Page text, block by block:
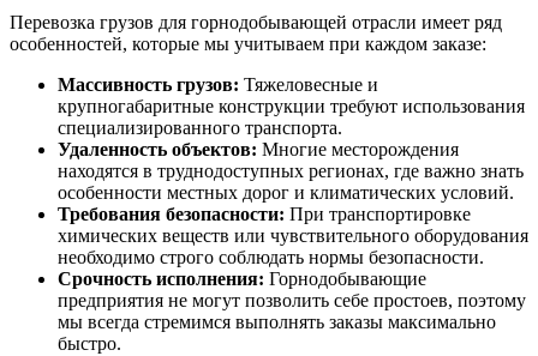
Перевозка грузов для горнодобывающей отрасли имеет ряд
особенностей, которые мы учитываем при каждом заказе:
Массивность грузов: Тяжеловесные и
крупногабаритные конструкции требуют использования
специализированного транспорта.
Удаленность объектов: Многие месторождения
находятся в труднодоступных регионах, где важно знать
особенности местных дорог и климатических условий.
Требования безопасности: При транспортировке
химических веществ или чувствительного оборудования
необходимо строго соблюдать нормы безопасности.
Срочность исполнения: Горнодобывающие
предприятия не могут позволить себе простоев, поэтому
мы всегда стремимся выполнять заказы максимально
быстро.